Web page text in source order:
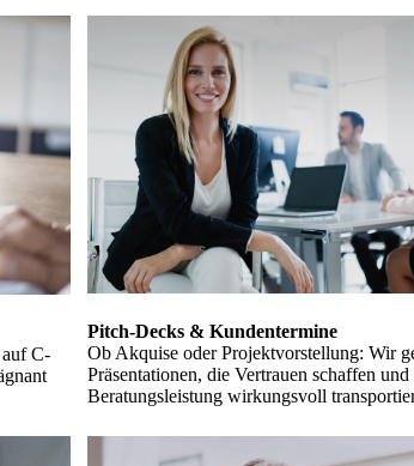
auf C-
Pitch-Decks & Kundentermine
Ob Akquise oder Projektvorstellung: Wir
Präsentationen, die Vertrauen schaffen
Beratungsleistung wirkungsvoll